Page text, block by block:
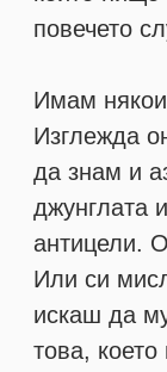
повечето
Имам
Изглежда
да знам и
джунглата
антицели.
Или си
искаш да
това,